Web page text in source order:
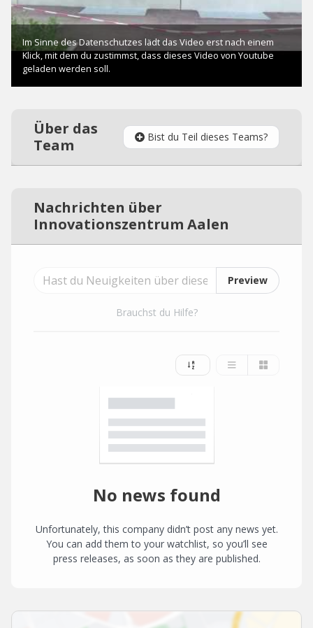
Über das
Team
Bist du Teil dieses Teams?
Nachrichten über
Innovationszentrum Aalen
Preview
Brauchst du Hilfe?
No news found
Unfortunately, this company didn’t post any news yet.
You can add them to your watchlist, so you’ll see
press releases, as soon as they are published.